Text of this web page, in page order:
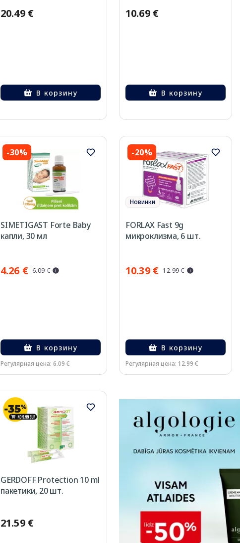
20.49 €
В корзину
10.69 €
В корзину
-30%
SIMETIGAST Forte Baby
капли, 30 мл
4.26 € 6.09 €
В корзину
Регулярная цена: 6.09 €
-20%
Новинки
FORLAX Fast 9g
микроклизма, 6 шт.
10.39 € 12.99 €
В корзину
Регулярная цена: 12.99 €
GERDOFF Protection 10 ml
пакетики, 20 шт.
21.59 €